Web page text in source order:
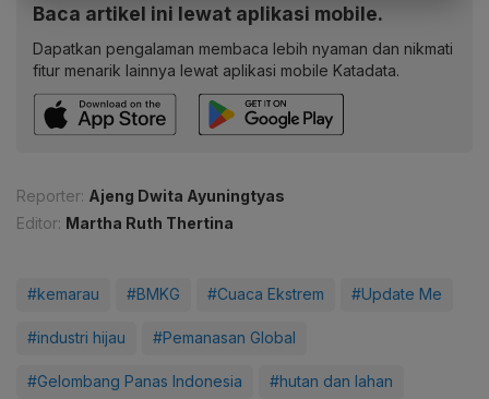
Baca artikel ini lewat aplikasi mobile.
Dapatkan pengalaman membaca lebih nyaman dan nikmati
fitur menarik lainnya lewat aplikasi mobile Katadata.
Reporter: Ajeng Dwita Ayuningtyas
Editor: Martha Ruth Thertina
#kemarau #BMKG #Cuaca Ekstrem #Update Me
#industri hijau #Pemanasan Global
#Gelombang Panas Indonesia #hutan dan lahan